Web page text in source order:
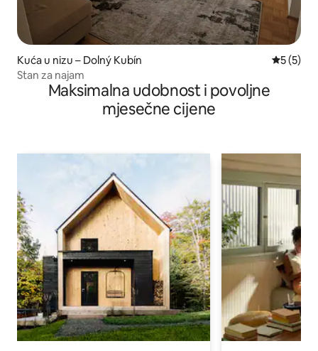
Kuća u nizu – Dolný Kubín
5 (5)
Stan za najam
Maksimalna udobnost i povoljne
mjesečne cijene